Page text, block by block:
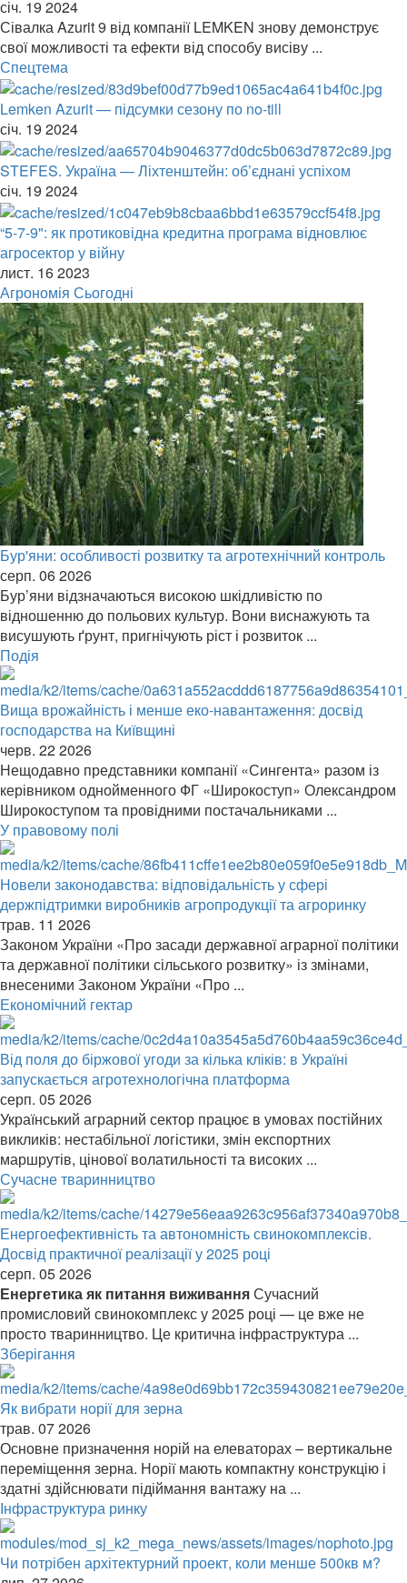
січ. 19 2024
Сівалка Azurit 9 від компанії LEMKEN знову демонструє
свої можливості та ефекти від способу висіву ...
Спецтема
Lemken Azurit — підсумки сезону по no-till
січ. 19 2024
STEFES. Україна — Ліхтенштейн: об’єднані успіхом
січ. 19 2024
“5-7-9": як протиковідна кредитна програма відновлює
агросектор у війну
лист. 16 2023
Агрономія Сьогодні
Бур'яни: особливості розвитку та агротехнічний контроль
серп. 06 2026
Бур’яни відзначаються високою шкідливістю по
відношенню до польових культур. Вони виснажують та
висушують ґрунт, пригнічують ріст і розвиток ...
Подія
Вища врожайність і менше еко-навантаження: досвід
господарства на Київщині
черв. 22 2026
Нещодавно представники компанії «Сингента» разом із
керівником однойменного ФГ «Широкоступ» Олександром
Широкоступом та провідними постачальниками ...
У правовому полі
Новели законодавства: відповідальність у сфері
держпідтримки виробників агропродукції та агроринку
трав. 11 2026
Законом України «Про засади державної аграрної політики
та державної політики сільського розвитку» із змінами,
внесеними Законом України «Про ...
Економічний гектар
Від поля до біржової угоди за кілька кліків: в Україні
запускається агротехнологічна платформа
серп. 05 2026
Український аграрний сектор працює в умовах постійних
викликів: нестабільної логістики, змін експортних
маршрутів, цінової волатильності та високих ...
Сучасне тваринництво
Енергоефективність та автономність свинокомплексів.
Досвід практичної реалізації у 2025 році
серп. 05 2026
Енергетика як питання виживанняСучасний
промисловий свинокомплекс у 2025 році — це вже не
просто тваринництво. Це критична інфраструктура ...
Зберігання
Як вибрати норії для зерна
трав. 07 2026
Основне призначення норій на елеваторах – вертикальне
переміщення зерна. Норії мають компактну конструкцію і
здатні здійснювати підіймання вантажу на ...
Інфраструктура ринку
Чи потрібен архітектурний проект, коли менше 500кв м?